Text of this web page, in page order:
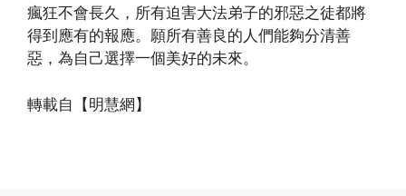
瘋狂不會長久，所有迫害大法弟子的邪惡之徒都將
得到應有的報應。願所有善良的人們能夠分清善
惡，為自己選擇一個美好的未來。
轉載自【明慧網】